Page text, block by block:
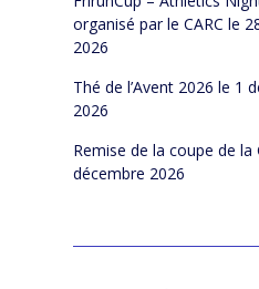
organisé par le CARC le
2026
Thé de l’Avent 2026 le 1
2026
Remise de la coupe de la
décembre 2026